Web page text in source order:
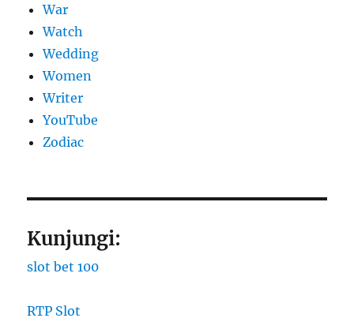
War
Watch
Wedding
Women
Writer
YouTube
Zodiac
Kunjungi:
slot bet 100
RTP Slot